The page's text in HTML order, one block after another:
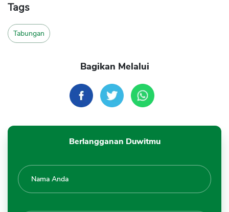
Tags
Tabungan
Bagikan Melalui
Berlangganan Duwitmu